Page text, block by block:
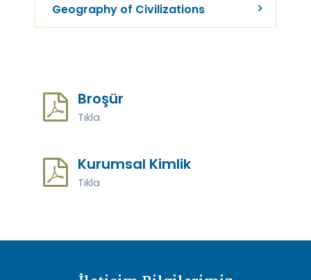
Geography of Civilizations
Broşür
Tıkla
Kurumsal Kimlik
Tıkla